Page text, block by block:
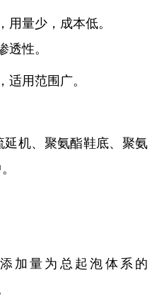
用量少，成本低。
透性。
适用范围广。
机、聚氨酯鞋底、聚氨
加量为总起泡体系的